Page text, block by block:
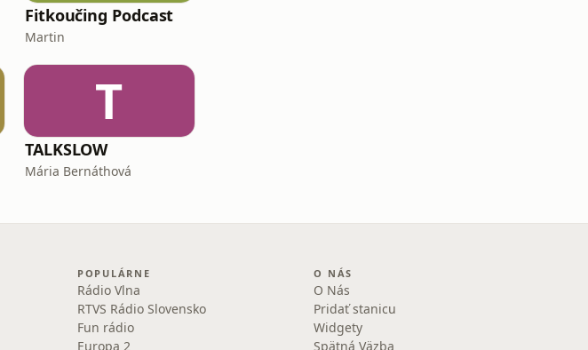
Fitkoučing Podcast
Martin
T
TALKSLOW
Mária Bernáthová
POPULÁRNE
Rádio Vlna
RTVS Rádio Slovensko
Fun rádio
Europa 2
O NÁS
O Nás
Pridať stanicu
Widgety
Spätná Väzba